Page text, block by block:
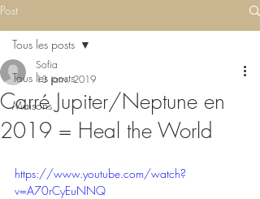
Post
Tous les posts
Maisons
Tous les posts
Carré Jupiter/Neptune en
2019 = Heal the World
Sofia
13 janv. 2019
https://www.youtube.com/watch?
v=A70rCyEuNNQ